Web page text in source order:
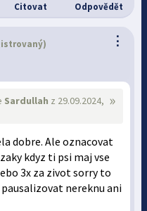
Citovat Odpovědět
⋮
»
Sardullah z 29.09.2024,
dobre. Ale oznacovat
kdyz ti psi maj vse
3x za zivot sorry to
nereknu ani